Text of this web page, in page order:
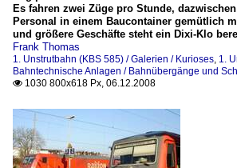
Es fahren zwei Züge pro Stunde,
Personal in einem Baucontainer gemütlich
und größere Geschäfte steht ein Dixi-Klo
Frank Thomas
1. Unstrutbahn (KBS 585) / Galerien / Kurioses, 1.
Bahntechnische Anlagen / Bahnübergänge und
 1030 800x618 Px, 06.12.2008